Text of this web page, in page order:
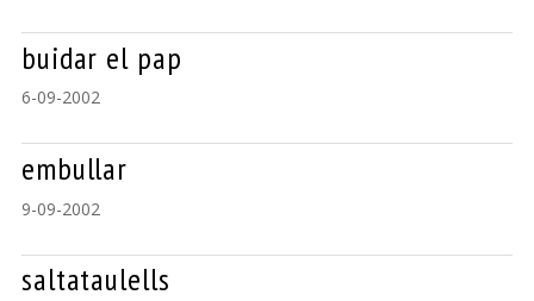
buidar el pap
6-09-2002
embullar
9-09-2002
saltataulells